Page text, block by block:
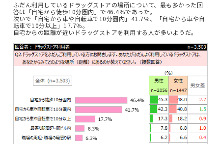
ふだん利用しているドラッグストアの場所について、最も多かった回
答は「自宅から徒歩10分圏内」で46.4％であった。
次いで「自宅から車や自転車で10分圏内」41.7％、「自宅から車や自
転車で10分以上」17.7％。
自宅からの距離が近いドラッグストアを利用する人が多いようだ。